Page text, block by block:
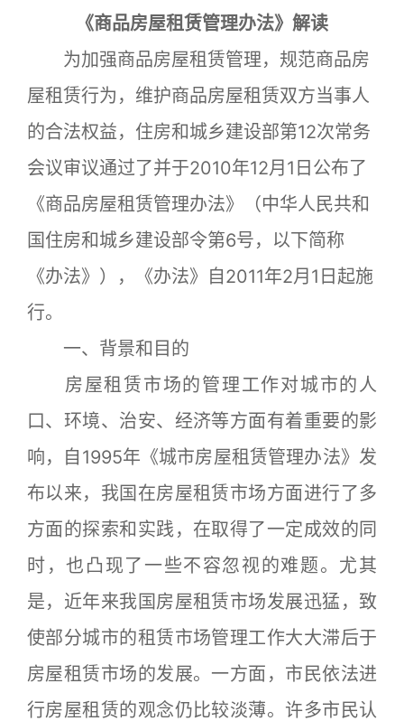
《商品房屋租赁管理办法》解读
为加强商品房屋租赁管理，规范商品房
屋租赁行为，维护商品房屋租赁双方当事人
的合法权益，住房和城乡建设部第12次常务
会议审议通过了并于2010年12月1日公布了
《商品房屋租赁管理办法》（中华人民共和
国住房和城乡建设部令第6号，以下简称
《办法》），《办法》自2011年2月1日起施
行。
一、背景和目的
房屋租赁市场的管理工作对城市的人
口、环境、治安、经济等方面有着重要的影
响，自1995年《城市房屋租赁管理办法》发
布以来，我国在房屋租赁市场方面进行了多
方面的探索和实践，在取得了一定成效的同
时，也凸现了一些不容忽视的难题。尤其
是，近年来我国房屋租赁市场发展迅猛，致
使部分城市的租赁市场管理工作大大滞后于
房屋租赁市场的发展。一方面，市民依法进
行房屋租赁的观念仍比较淡薄。许多市民认